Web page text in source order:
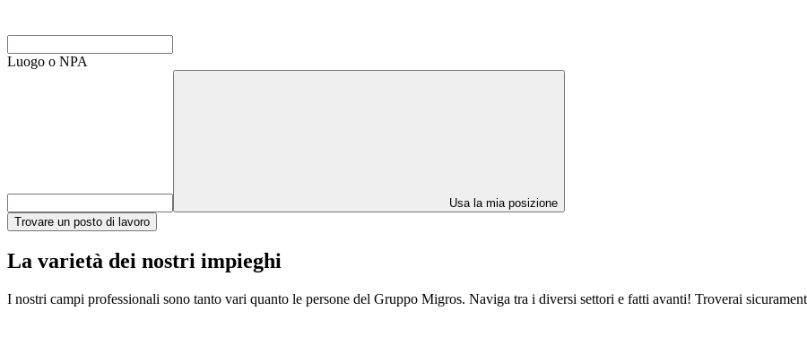
Luogo o NPA
Usa la mia posizione
Trovare un posto di lavoro
La varietà dei nostri impieghi
I nostri campi professionali sono tanto vari quanto le persone del Gruppo Migros. Naviga tra i diversi settori e fatti avanti! Troverai